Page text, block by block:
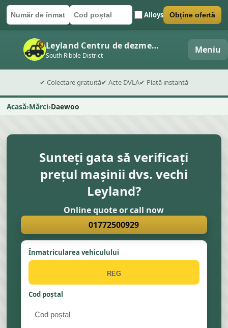
Număr de înmatriculare
Cod poștal Alloys
Trimite formularul Obține ofertă
Leyland Centru de dezmembrări auto
South Ribble District Meniu
✔ Colectare gratuită✔ Acte DVLA✔ Plată instantă
Acasă Mărci Daewoo
Sunteți gata să verificați
prețul mașinii dvs. vechi
Leyland?
Online quote or call now
01772500929
Înmatricularea vehiculului
Cod poștal